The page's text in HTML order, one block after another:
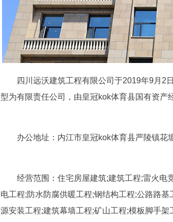
四川远沃建筑工程有限公司于2019年9月2
型为有限责任公司，由皇冠kok体育县国有资产
办公地址：内江市皇冠kok体育县严陵镇花
经营范围：住宅房屋建筑;建筑工程;雷火电
电工程;防水防腐供暖工程;钢结构工程;公路路
源安装工程;建筑幕墙工程;矿山工程;模板脚手